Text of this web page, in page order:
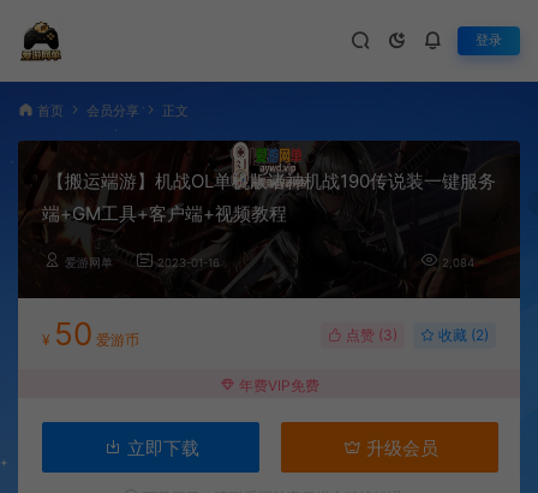
登录
首页 会员分享 正文
【搬运端游】机战OL单机版诸神机战190传说装一键服务
端+GM工具+客户端+视频教程
爱游网单 2023-01-16 2,084
¥ 50 爱游币 点赞 (3) 收藏 (2)
年费VIP免费
立即下载 升级会员